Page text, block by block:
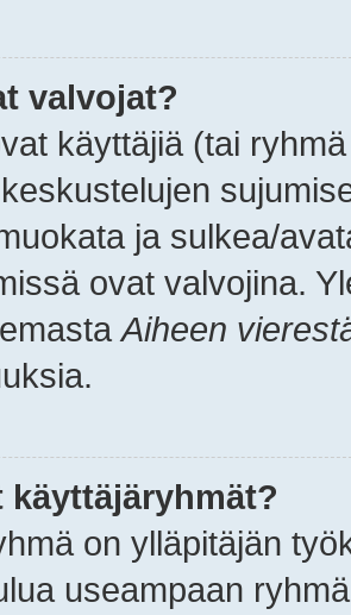
valvojat?
käyttäjiä (tai
ja sulkea/
ovat valvojina.
Aiheen
käyttäjäryhmät?
on ylläpitäjän
useampaan